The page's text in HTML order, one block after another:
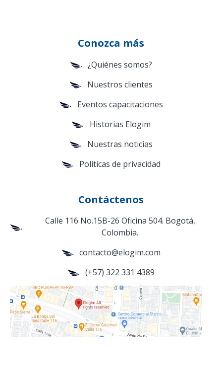
Conozca más
¿Quiénes somos?
Nuestros clientes
Eventos capacitaciones
Historias Elogim
Nuestras noticias
Políticas de privacidad
Contáctenos
Calle 116 No.15B-26 Oficina 504. Bogotá,
Colombia.
contacto@elogim.com
(+57) 322 331 4389